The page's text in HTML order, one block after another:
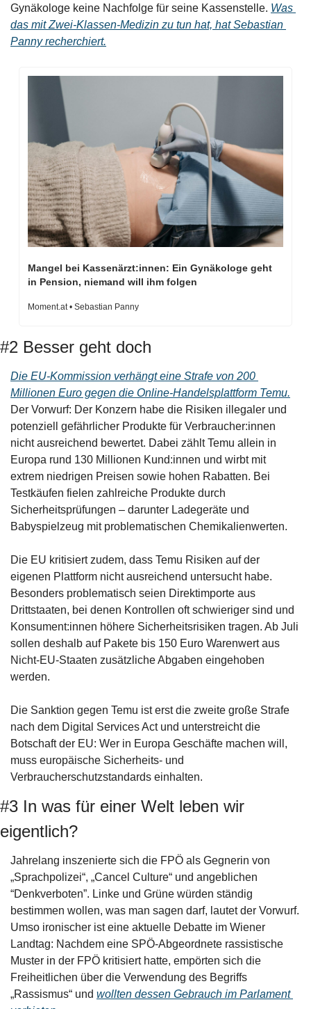
Gynäkologe keine Nachfolge für seine Kassenstelle. Was
das mit Zwei-Klassen-Medizin zu tun hat, hat Sebastian
Panny recherchiert.
Mangel bei Kassenärzt:innen: Ein Gynäkologe geht
in Pension, niemand will ihm folgen
Moment.at • Sebastian Panny
#2 Besser geht doch
Die EU-Kommission verhängt eine Strafe von 200
Millionen Euro gegen die Online-Handelsplattform Temu.
Der Vorwurf: Der Konzern habe die Risiken illegaler und
potenziell gefährlicher Produkte für Verbraucher:innen
nicht ausreichend bewertet. Dabei zählt Temu allein in
Europa rund 130 Millionen Kund:innen und wirbt mit
extrem niedrigen Preisen sowie hohen Rabatten. Bei
Testkäufen fielen zahlreiche Produkte durch
Sicherheitsprüfungen – darunter Ladegeräte und
Babyspielzeug mit problematischen Chemikalienwerten.
Die EU kritisiert zudem, dass Temu Risiken auf der
eigenen Plattform nicht ausreichend untersucht habe.
Besonders problematisch seien Direktimporte aus
Drittstaaten, bei denen Kontrollen oft schwieriger sind und
Konsument:innen höhere Sicherheitsrisiken tragen. Ab Juli
sollen deshalb auf Pakete bis 150 Euro Warenwert aus
Nicht-EU-Staaten zusätzliche Abgaben eingehoben
werden.
Die Sanktion gegen Temu ist erst die zweite große Strafe
nach dem Digital Services Act und unterstreicht die
Botschaft der EU: Wer in Europa Geschäfte machen will,
muss europäische Sicherheits- und
Verbraucherschutzstandards einhalten.
#3 In was für einer Welt leben wir
eigentlich?
Jahrelang inszenierte sich die FPÖ als Gegnerin von
„Sprachpolizei“, „Cancel Culture“ und angeblichen
“Denkverboten”. Linke und Grüne würden ständig
bestimmen wollen, was man sagen darf, lautet der Vorwurf.
Umso ironischer ist eine aktuelle Debatte im Wiener
Landtag: Nachdem eine SPÖ-Abgeordnete rassistische
Muster in der FPÖ kritisiert hatte, empörten sich die
Freiheitlichen über die Verwendung des Begriffs
„Rassismus“ und wollten dessen Gebrauch im Parlament